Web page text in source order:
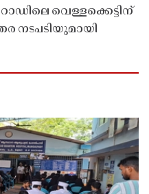
വെള്ളക്കെട്ടിന്
നടപടിയുമായി